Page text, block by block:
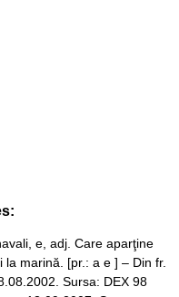
e, adj. Care aparţine
marină. [pr.: a e ] – Din fr.
Sursa: DEX 98